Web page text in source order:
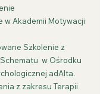
Akademii Motywacji
Szkolenie z
w Ośrodku
adAlta.
z zakresu Terapii